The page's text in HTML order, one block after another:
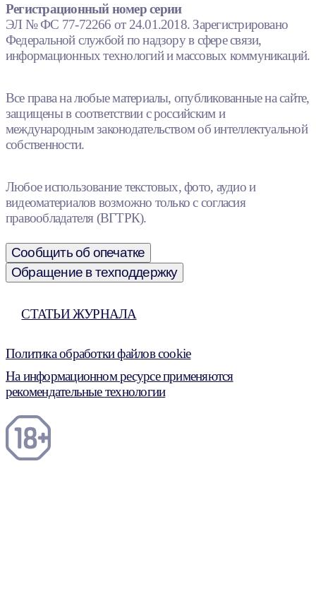
Регистрационный номер серии
ЭЛ № ФС 77-72266 от 24.01.2018. Зарегистрировано
Федеральной службой по надзору в сфере связи,
информационных технологий и массовых коммуникаций.
Все права на любые материалы, опубликованные на сайте,
защищены в соответствии с российским и
международным законодательством об интеллектуальной
собственности.
Любое использование текстовых, фото, аудио и
видеоматериалов возможно только с согласия
правообладателя (ВГТРК).
Сообщить об опечатке
Обращение в техподдержку
СТАТЬИ ЖУРНАЛА
Политика обработки файлов cookie
На информационном ресурсе применяются
рекомендательные технологии